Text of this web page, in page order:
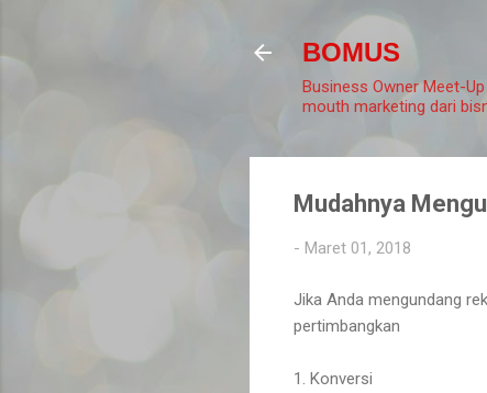
BOMUS
Business Owner Meet-
mouth marketing dari
Mudahnya
- Maret 01, 2018
Jika Anda mengundang
pertimbangkan
1. Konversi